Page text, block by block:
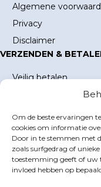
Om de beste ervaringen
cookies om informatie
Door in te stemmen met
zoals surfgedrag of
toestemming geeft of uw
invloed hebben op
Algemene
Privacy
Disclaimer
VERZENDEN &
Veilig betalen
Verzending en
MIJN ACCOUNT
Mijn account
Winkelwagen